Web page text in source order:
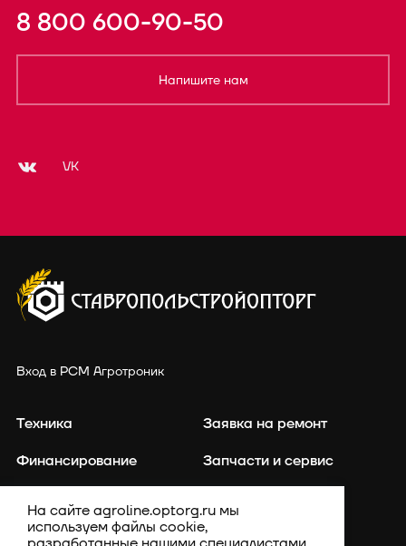
8 800 600-90-50
Напишите нам
VK
Вход в РСМ Агротроник
Техника
Финансирование
Каталог запасных частей
Заявка на ремонт
Запчасти и сервис
Акции
На сайте agroline.optorg.ru мы
используем файлы cookie,